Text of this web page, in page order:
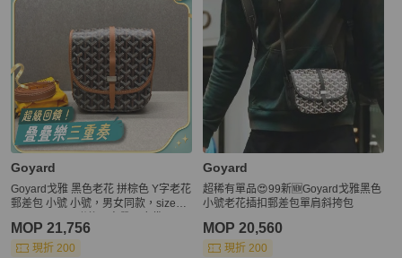
Goyard
Goyard戈雅 黑色老花 拼棕色 Y字老花
郵差包 小號 小號，男女同款，size：
MOP 21,756
現折 200
Goyard
超稀有單品😍99新🆕Goyard戈雅黑色
小號老花插扣郵差包單肩斜挎包
MOP 20,560
現折 200